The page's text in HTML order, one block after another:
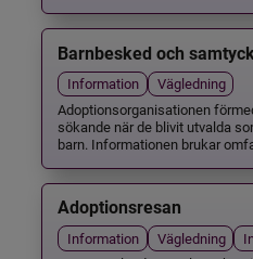
Barnbesked och
Information
Vägledning
Adoptionsorganisationen
sökande när de blivit utvalda
barn. Informationen brukar
Adoptionsresan
Information Vägledning